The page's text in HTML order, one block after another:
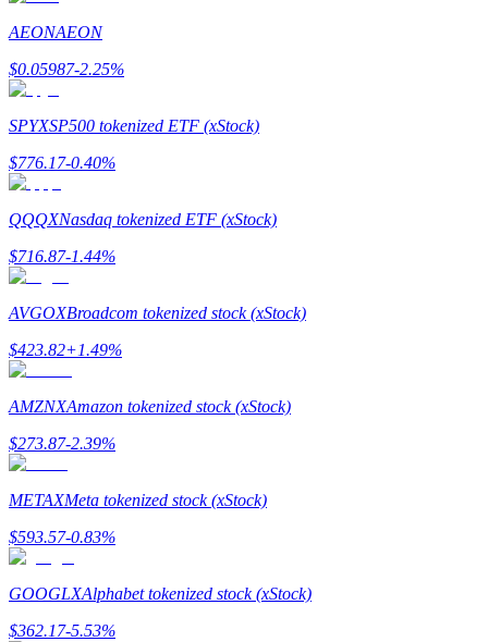
Học cách duy trì lợi nhuận
AEONAEON
$0.05987-2.25%
SPYXSP500 tokenized ETF (xStock)
$776.17-0.40%
QQQXNasdaq tokenized ETF (xStock)
$716.87-1.44%
AVGOXBroadcom tokenized stock (xStock)
$423.82+1.49%
AMZNXAmazon tokenized stock (xStock)
$273.87-2.39%
METAXMeta tokenized stock (xStock)
$593.57-0.83%
GOOGLXAlphabet tokenized stock (xStock)
$362.17-5.53%